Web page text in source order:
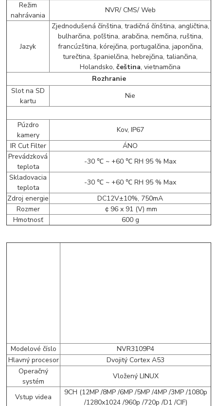
Režim
nahrávania
NVR/ CMS/ Web
Jazyk
Zjednodušená čínština, tradičná čínština, angličtina,
bulharčina, poľština, arabčina, nemčina, ruština,
francúzština, kórejčina, portugalčina, japončina,
turečtina, španielčina, hebrejčina, taliančina,
Holandsko,čeština, vietnamčina
Rozhranie
Slot na SD
kartu
Nie
Púzdro
kamery
Kov, IP67
IR Cut Filter
ÁNO
Prevádzková
teplota
-30 ℃ ~ +60 ℃ RH 95 % Max
Skladovacia
teplota
-30 ℃ ~ +60 ℃ RH 95 % Max
Zdroj energie
DC12V±10%, 750mA
Rozmer
￠96 x 91 (V) mm
Hmotnosť
600 g
Modelové číslo
NVR3109P4
Hlavný procesor
Dvojitý Cortex A53
Operačný
systém
Vložený LINUX
Vstup videa
9CH (12MP /8MP /6MP /5MP /4MP /3MP /1080p
/1280x1024 /960p /720p /D1 /CIF)